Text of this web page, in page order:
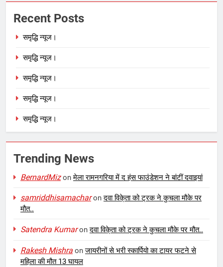
Recent Posts
समृद्धि न्यूज।
समृद्धि न्यूज।
समृद्धि न्यूज।
समृद्धि न्यूज।
समृद्धि न्यूज।
Trending News
BernardMizonमेला रामनगरिया में द हंस फाउंडेशन ने बांटीं दवाइयां
samriddhisamacharonदवा विके्ता को ट्रक ने कुचला मौके पर
मौत..
Satendra Kumaronदवा विके्ता को ट्रक ने कुचला मौके पर मौत..
Rakesh Mishra onजायरीनों से भरी स्कार्पियो का टायर फटने से
महिला की मौत 13 घायल